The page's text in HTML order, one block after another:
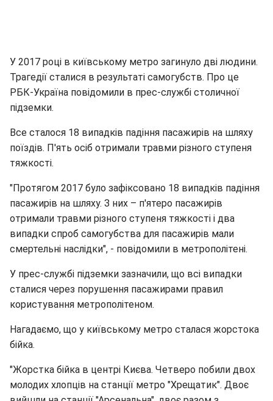
У 2017 році в київському метро загинуло дві людини.
Трагедії сталися в результаті самогубств. Про це
РБК-Україна повідомили в прес-службі столичної
підземки.
Все сталося 18 випадків падіння пасажирів на шляху
поїздів. П'ять осіб отримали травми різного ступеня
тяжкості.
"Протягом 2017 було зафіксовано 18 випадків падіння
пасажирів на шляху. З них – п'ятеро пасажирів
отримали травми різного ступеня тяжкості і два
випадки спроб самогубства для пасажирів мали
смертельні наслідки", - повідомили в метрополітені.
У прес-службі підземки зазначили, що всі випадки
сталися через порушення пасажирами правил
користування метрополітеном.
Нагадаємо, що у київському метро сталася жорстока
бійка.
"Жорстка бійка в центрі Києва. Четверо побили двох
молодих хлопців на станції метро "Хрещатик". Двоє